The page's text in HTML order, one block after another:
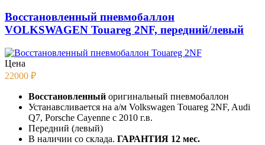
Восстановленный пневмобаллон
VOLKSWAGEN Touareg 2NF, передний/левый
Цена
22000 ₽
Восстановленный оригинальный пневмобаллон
Устанавсливается на а/м Volkswagen Touareg 2NF, Audi
Q7, Porsche Cayenne с 2010 г.в.
Передний (левый)
В наличии со склада. ГАРАНТИЯ 12 мес.